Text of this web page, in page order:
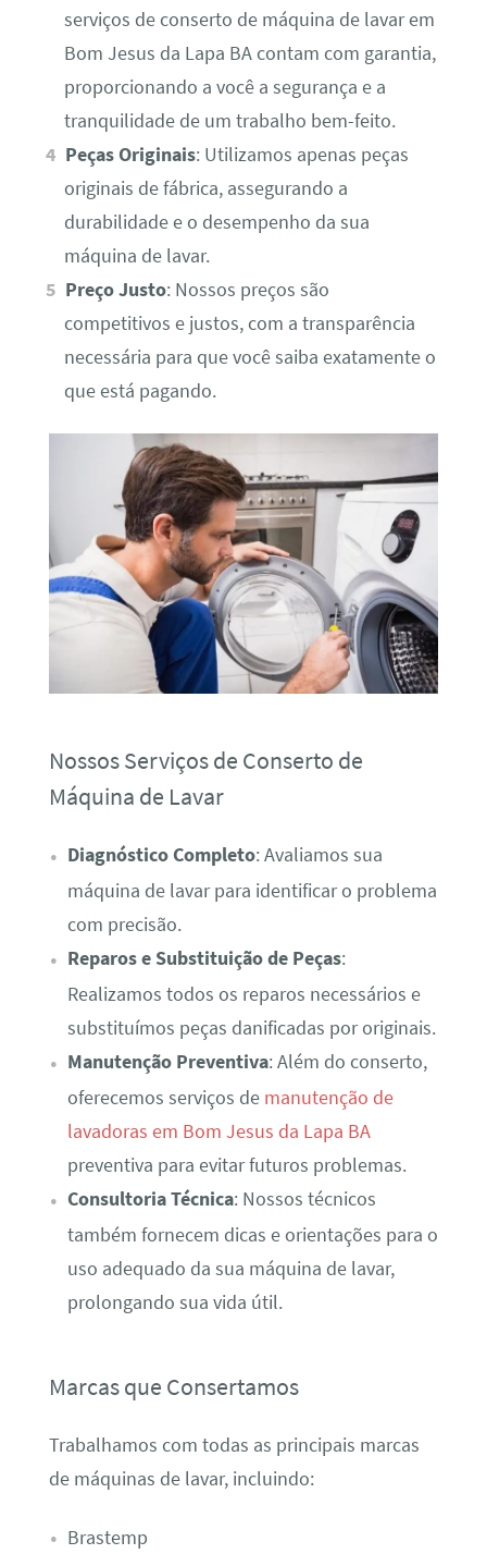
serviços de conserto de máquina de lavar em
Bom Jesus da Lapa BA contam com garantia,
proporcionando a você a segurança e a
tranquilidade de um trabalho bem-feito.
Peças Originais: Utilizamos apenas peças
originais de fábrica, assegurando a
durabilidade e o desempenho da sua
máquina de lavar.
Preço Justo: Nossos preços são
competitivos e justos, com a transparência
necessária para que você saiba exatamente o
que está pagando.
Nossos Serviços de Conserto de
Máquina de Lavar
Diagnóstico Completo: Avaliamos sua
máquina de lavar para identificar o problema
com precisão.
Reparos e Substituição de Peças:
Realizamos todos os reparos necessários e
substituímos peças danificadas por originais.
Manutenção Preventiva: Além do conserto,
oferecemos serviços de manutenção de
lavadoras em Bom Jesus da Lapa BA
preventiva para evitar futuros problemas.
Consultoria Técnica: Nossos técnicos
também fornecem dicas e orientações para o
uso adequado da sua máquina de lavar,
prolongando sua vida útil.
Marcas que Consertamos
Trabalhamos com todas as principais marcas
de máquinas de lavar, incluindo:
Brastemp